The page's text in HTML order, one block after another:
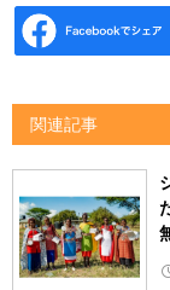
関連記事